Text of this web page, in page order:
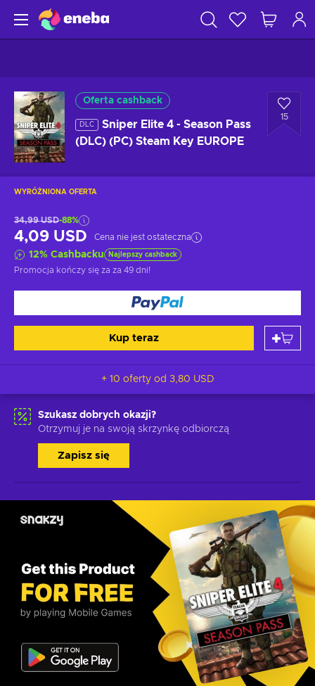
Oferta cashback
DLC
Sniper Elite 4 - Season Pass
(DLC) (PC) Steam Key EUROPE
15
WYRÓŻNIONA OFERTA
34,99 USD-88%
4,09 USD Cena nie jest ostateczna
12% Cashbacku Najlepszy cashback
Promocja kończy się za za 49 dni!
Kup teraz
+ 10 oferty od 3,80 USD
Szukasz dobrych okazji?
Otrzymuj je na swoją skrzynkę odbiorczą
Zapisz się